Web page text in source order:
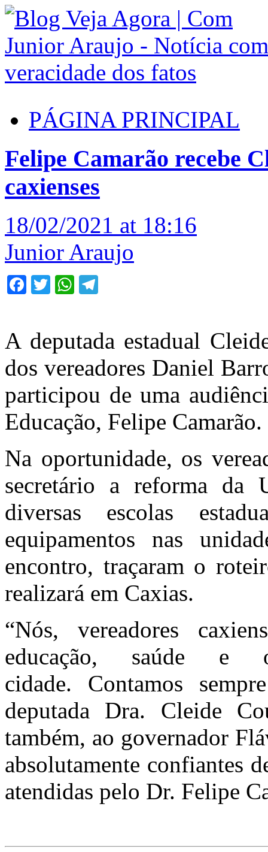
PÁGINA PRINCIPAL
Felipe Camarão recebe
caxienses
18/02/2021 at 18:16
Junior Araujo
Facebook
TwitterWhatsApp
A deputada estadual
dos vereadores Daniel
participou de uma
Educação, Felipe Camarão.
Na oportunidade, os
secretário a reforma da
diversas escolas
equipamentos nas
encontro, traçaram o
realizará em Caxias.
“Nós, vereadores
educação, saúde e
cidade. Contamos
deputada Dra. Cleide
também, ao governador
absolutamente confiantes
atendidas pelo Dr. Felipe